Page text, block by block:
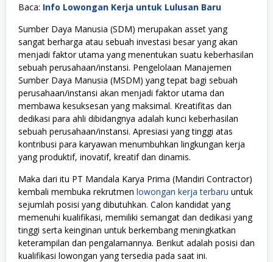
Baca: Info Lowongan Kerja untuk Lulusan Baru
Sumber Daya Manusia (SDM) merupakan asset yang
sangat berharga atau sebuah investasi besar yang akan
menjadi faktor utama yang menentukan suatu keberhasilan
sebuah perusahaan/instansi. Pengelolaan Manajemen
Sumber Daya Manusia (MSDM) yang tepat bagi sebuah
perusahaan/instansi akan menjadi faktor utama dan
membawa kesuksesan yang maksimal. Kreatifitas dan
dedikasi para ahli dibidangnya adalah kunci keberhasilan
sebuah perusahaan/instansi. Apresiasi yang tinggi atas
kontribusi para karyawan menumbuhkan lingkungan kerja
yang produktif, inovatif, kreatif dan dinamis.
Maka dari itu PT Mandala Karya Prima (Mandiri Contractor)
kembali membuka rekrutmen lowongan kerja terbaru untuk
sejumlah posisi yang dibutuhkan. Calon kandidat yang
memenuhi kualifikasi, memiliki semangat dan dedikasi yang
tinggi serta keinginan untuk berkembang meningkatkan
keterampilan dan pengalamannya. Berikut adalah posisi dan
kualifikasi lowongan yang tersedia pada saat ini.